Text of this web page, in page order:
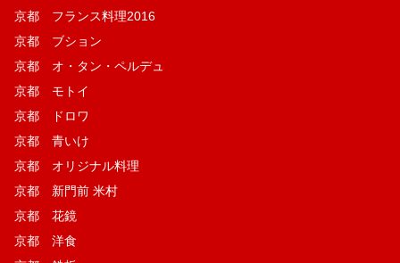
京都 フランス料理2016
京都 ブション
京都 オ・タン・ペルデュ
京都 モトイ
京都 ドロワ
京都 青いけ
京都 オリジナル料理
京都 新門前 米村
京都 花鏡
京都 洋食